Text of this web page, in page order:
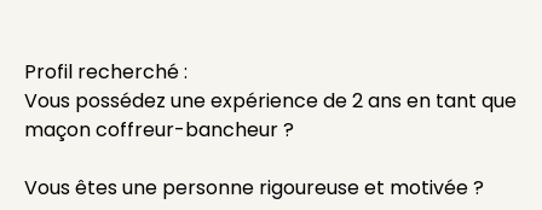
Profil recherché :
Vous possédez une expérience de 2 ans en tant que
maçon coffreur-bancheur ?
Vous êtes une personne rigoureuse et motivée ?